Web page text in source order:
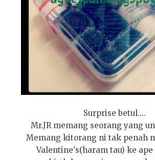
Surprise betul....
Mr.JR memang seorang yang
Memang kitorang ni tak penah
Valentine's(haram tau) ke ape